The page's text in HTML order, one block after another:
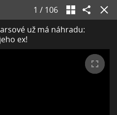
1 / 106
už má náhradu:
ex!